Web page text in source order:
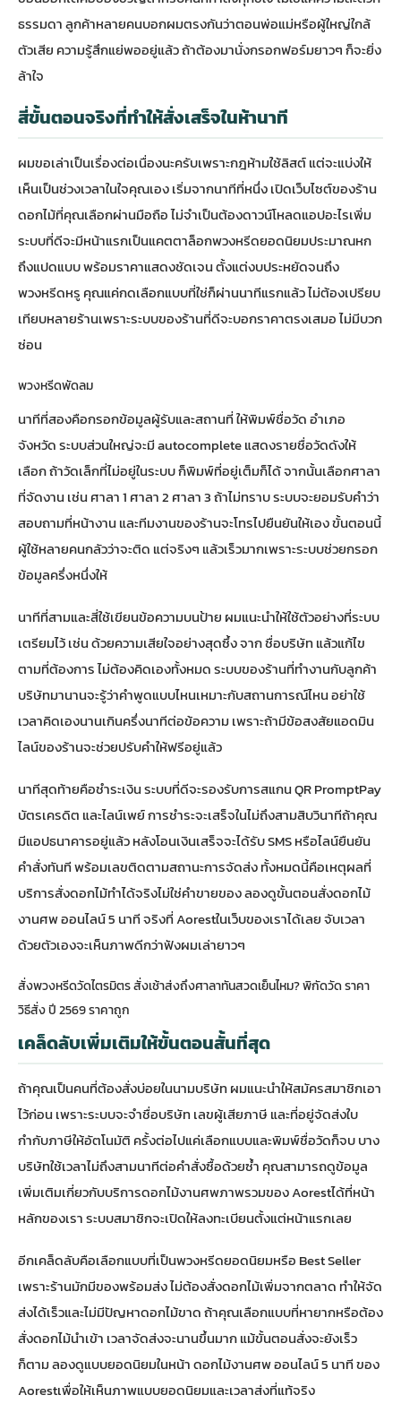
ธรรมดา ลูกค้าหลายคนบอกผมตรงกันว่าตอนพ่อแม่หรือผู้ใหญ่ใกล้
ตัวเสีย ความรู้สึกแย่พออยู่แล้ว ถ้าต้องมานั่งกรอกฟอร์มยาวๆ ก็จะยิ่ง
ล้าใจ
สี่ขั้นตอนจริงที่ทำให้สั่งเสร็จในห้านาที
ผมขอเล่าเป็นเรื่องต่อเนื่องนะครับเพราะกฎห้ามใช้ลิสต์ แต่จะแบ่งให้
เห็นเป็นช่วงเวลาในใจคุณเอง เริ่มจากนาทีที่หนึ่ง เปิดเว็บไซต์ของร้าน
ดอกไม้ที่คุณเลือกผ่านมือถือ ไม่จำเป็นต้องดาวน์โหลดแอปอะไรเพิ่ม
ระบบที่ดีจะมีหน้าแรกเป็นแคตตาล็อกพวงหรีดยอดนิยมประมาณหก
ถึงแปดแบบ พร้อมราคาแสดงชัดเจน ตั้งแต่งบประหยัดจนถึง
พวงหรีดหรู คุณแค่กดเลือกแบบที่ใช่ก็ผ่านนาทีแรกแล้ว ไม่ต้องเปรียบ
เทียบหลายร้านเพราะระบบของร้านที่ดีจะบอกราคาตรงเสมอ ไม่มีบวก
ซ่อน
พวงหรีดพัดลม
นาทีที่สองคือกรอกข้อมูลผู้รับและสถานที่ ให้พิมพ์ชื่อวัด อำเภอ
จังหวัด ระบบส่วนใหญ่จะมี autocomplete แสดงรายชื่อวัดดังให้
เลือก ถ้าวัดเล็กที่ไม่อยู่ในระบบ ก็พิมพ์ที่อยู่เต็มก็ได้ จากนั้นเลือกศาลา
ที่จัดงาน เช่น ศาลา 1 ศาลา 2 ศาลา 3 ถ้าไม่ทราบ ระบบจะยอมรับคำว่า
สอบถามที่หน้างาน และทีมงานของร้านจะโทรไปยืนยันให้เอง ขั้นตอนนี้
ผู้ใช้หลายคนกลัวว่าจะติด แต่จริงๆ แล้วเร็วมากเพราะระบบช่วยกรอก
ข้อมูลครึ่งหนึ่งให้
นาทีที่สามและสี่ใช้เขียนข้อความบนป้าย ผมแนะนำให้ใช้ตัวอย่างที่ระบบ
เตรียมไว้ เช่น ด้วยความเสียใจอย่างสุดซึ้ง จาก ชื่อบริษัท แล้วแก้ไข
ตามที่ต้องการ ไม่ต้องคิดเองทั้งหมด ระบบของร้านที่ทำงานกับลูกค้า
บริษัทมานานจะรู้ว่าคำพูดแบบไหนเหมาะกับสถานการณ์ไหน อย่าใช้
เวลาคิดเองนานเกินครึ่งนาทีต่อข้อความ เพราะถ้ามีข้อสงสัยแอดมิน
ไลน์ของร้านจะช่วยปรับคำให้ฟรีอยู่แล้ว
นาทีสุดท้ายคือชำระเงิน ระบบที่ดีจะรองรับการสแกน QR PromptPay
บัตรเครดิต และไลน์เพย์ การชำระจะเสร็จในไม่ถึงสามสิบวินาทีถ้าคุณ
มีแอปธนาคารอยู่แล้ว หลังโอนเงินเสร็จจะได้รับ SMS หรือไลน์ยืนยัน
คำสั่งทันที พร้อมเลขติดตามสถานะการจัดส่ง ทั้งหมดนี้คือเหตุผลที่
บริการสั่งดอกไม้ทำได้จริงไม่ใช่คำขายของ ลองดูขั้นตอนสั่งดอกไม้
งานศพ ออนไลน์ 5 นาที จริงที่ Aorestในเว็บของเราได้เลย จับเวลา
ด้วยตัวเองจะเห็นภาพดีกว่าฟังผมเล่ายาวๆ
สั่งพวงหรีดวัดไตรมิตร สั่งเช้าส่งถึงศาลาทันสวดเย็นไหม? พิกัดวัด ราคา
วิธีสั่ง ปี 2569 ราคาถูก
เคล็ดลับเพิ่มเติมให้ขั้นตอนสั้นที่สุด
ถ้าคุณเป็นคนที่ต้องสั่งบ่อยในนามบริษัท ผมแนะนำให้สมัครสมาชิกเอา
ไว้ก่อน เพราะระบบจะจำชื่อบริษัท เลขผู้เสียภาษี และที่อยู่จัดส่งใบ
กำกับภาษีให้อัตโนมัติ ครั้งต่อไปแค่เลือกแบบและพิมพ์ชื่อวัดก็จบ บาง
บริษัทใช้เวลาไม่ถึงสามนาทีต่อคำสั่งซื้อด้วยซ้ำ คุณสามารถดูข้อมูล
เพิ่มเติมเกี่ยวกับบริการดอกไม้งานศพภาพรวมของ Aorestได้ที่หน้า
หลักของเรา ระบบสมาชิกจะเปิดให้ลงทะเบียนตั้งแต่หน้าแรกเลย
อีกเคล็ดลับคือเลือกแบบที่เป็นพวงหรีดยอดนิยมหรือ Best Seller
เพราะร้านมักมีของพร้อมส่ง ไม่ต้องสั่งดอกไม้เพิ่มจากตลาด ทำให้จัด
ส่งได้เร็วและไม่มีปัญหาดอกไม้ขาด ถ้าคุณเลือกแบบที่หายากหรือต้อง
สั่งดอกไม้นำเข้า เวลาจัดส่งจะนานขึ้นมาก แม้ขั้นตอนสั่งจะยังเร็ว
ก็ตาม ลองดูแบบยอดนิยมในหน้า ดอกไม้งานศพ ออนไลน์ 5 นาที ของ
Aorestเพื่อให้เห็นภาพแบบยอดนิยมและเวลาส่งที่แท้จริง